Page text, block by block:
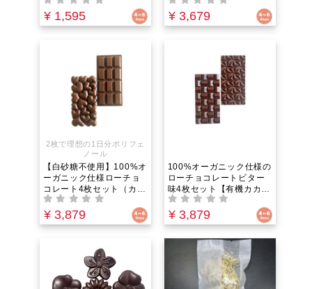
ルビーブレンド｜集中力
低下やだるさを吹き飛ば
アにする至福の1杯
¥ 1,595
味噌ピスタチオ・塩バニ
ラ｜緑茶4倍の抗酸化力と
フリースイーツ
¥ 3,679
2枚で理想の1日分ポリフェ
ノール
【白砂糖不使用】100%オ
ーガニック仕様ローチョ
コレート4枚セット（カカ
オ71%）罪悪感ゼロ・生
きた酵素をそのまま食べ
るサプリ！｜有機椰子糖
¥ 3,879
100%オーガニック仕様の
ローチョコレートビター
味4枚セット【有機カカオ
75%】緑茶4倍の抗酸化
力！カカオニブの食感が
贅沢な「白砂糖・乳製品
リフェノールを味わう罪
悪感ゼロの食べるサプリ
¥ 3,879